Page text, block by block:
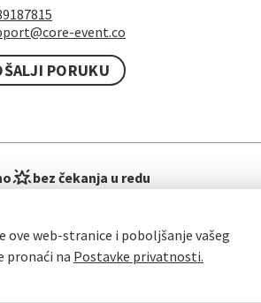
web-stranice i poboljšanje vašeg
pronaći na Postavke privatnosti.
event.co
PORUKU
bez čekanja u redu